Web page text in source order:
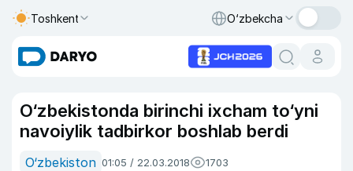
Toshkent O‘zbekcha
O‘zbekistonda birinchi ixcham to‘yni
navoiylik tadbirkor boshlab berdi
O‘zbekiston 01:05 / 22.03.2018 1703